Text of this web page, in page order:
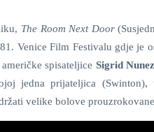
The Room Next Door
Venice Film Festivalu gdje je
spisateljice Sigrid Nunez
jedna prijateljica (Swinton),
velike bolove